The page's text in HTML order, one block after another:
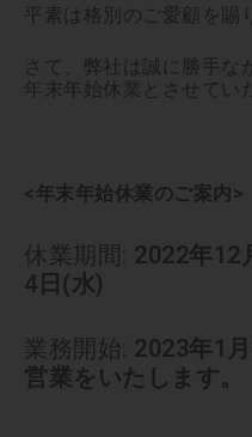
平素は格別のご愛顧を賜
さて、弊社は誠に勝手
年末年始休業とさせてい
< 年末年始休業のご案内>
休業期間:
2022年12
4日(水)
業務開始: 2023年1
営業をいたします。